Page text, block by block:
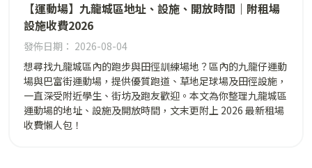
【運動場】九龍城區地址、設施、開放時間｜附租場
設施收費2026
發佈日期： 2026-08-04
想尋找九龍城區內的跑步與田徑訓練場地？區內的九龍仔運動
場與巴富街運動場，提供優質跑道、草地足球場及田徑設施，
一直深受附近學生、街坊及跑友歡迎。本文為你整理九龍城區
運動場的地址、設施及開放時間，文末更附上 2026 最新租場
收費懶人包！